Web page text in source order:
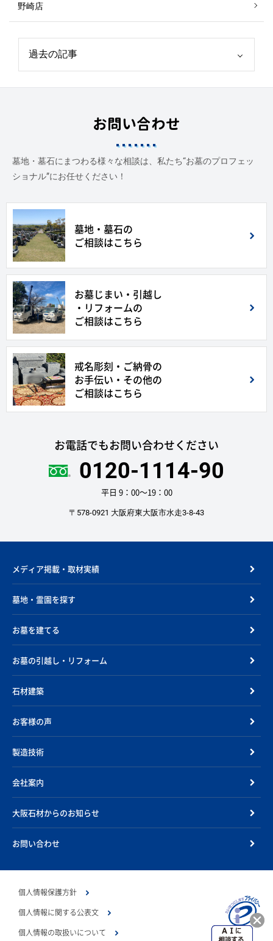
野崎店
お問い合わせ
墓地・墓石にまつわる様々な相談は、私たち“お墓のプロフェッ
ショナル”にお任せください！
墓地・墓石の
ご相談はこちら
お墓じまい・引越し
・リフォームの
ご相談はこちら
戒名彫刻・ご納骨の
お手伝い・その他の
ご相談はこちら
お電話でもお問い合わせください
0120-1114-90
平日 9：00〜19：00
〒578-0921 大阪府東大阪市水走3-8-43
メディア掲載・取材実績
墓地・霊園を探す
お墓を建てる
お墓の引越し・リフォーム
石材建築
お客様の声
製造技術
会社案内
大阪石材からのお知らせ
お問い合わせ
個人情報保護方針
個人情報に関する公表文
個人情報の取扱いについて